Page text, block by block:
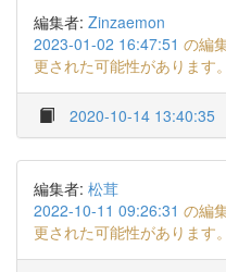
編集者: Zinzaemon
2023-01-02 16:47:51 の編
更された可能性があります。
2020-10-14 13:40:35
編集者: 松茸
2022-10-11 09:26:31 の編
更された可能性があります。